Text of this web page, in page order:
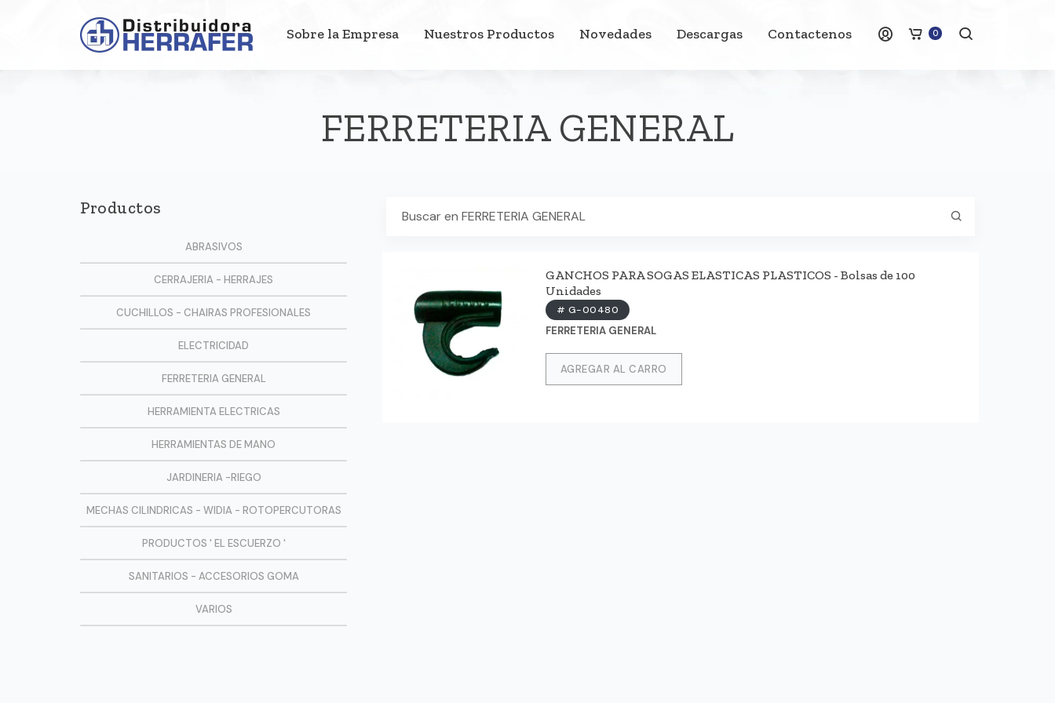
0
Sobre la Empresa Nuestros Productos Novedades Descargas Contactenos
FERRETERIA GENERAL
GANCHOS PARA SOGAS ELASTICAS PLASTICOS - Bolsas de 100
Unidades
# G-00480
FERRETERIA GENERAL
AGREGAR AL CARRO
Productos
ABRASIVOS
CERRAJERIA - HERRAJES
CUCHILLOS - CHAIRAS PROFESIONALES
ELECTRICIDAD
FERRETERIA GENERAL
HERRAMIENTA ELECTRICAS
HERRAMIENTAS DE MANO
JARDINERIA -RIEGO
MECHAS CILINDRICAS - WIDIA - ROTOPERCUTORAS
PRODUCTOS ' EL ESCUERZO '
SANITARIOS - ACCESORIOS GOMA
VARIOS